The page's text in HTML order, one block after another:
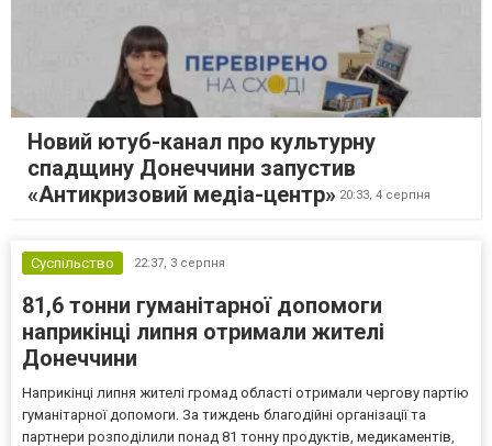
Новий ютуб-канал про культурну
спадщину Донеччини запустив
«Антикризовий медіа-центр» 20:33, 4 серпня
Суспільство 22:37, 3 серпня
81,6 тонни гуманітарної допомоги
наприкінці липня отримали жителі
Донеччини
Наприкінці липня жителі громад області отримали чергову партію
гуманітарної допомоги. За тиждень благодійні організації та
партнери розподілили понад 81 тонну продуктів, медикаментів,